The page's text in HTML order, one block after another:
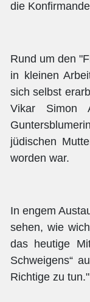
die
Rund um den
in kleinen
sich selbst
Vikar Simon
jüdischen
worden war.
In engem
sehen, wie
das heutige
Schweigens“
Richtige zu tun."